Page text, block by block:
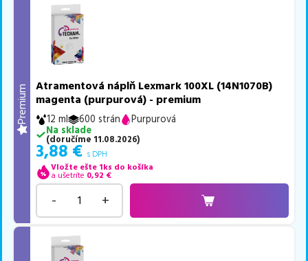
Premium
Atramentová náplň Lexmark 100XL (14N1070B)
magenta (purpurová) - premium
12 ml 600 strán
Purpurová
Na sklade
(doručíme 11.08.2026)
3,88 € s DPH
Vložte ešte 1ks do košíka
a ušetríte 0,92 €
- +